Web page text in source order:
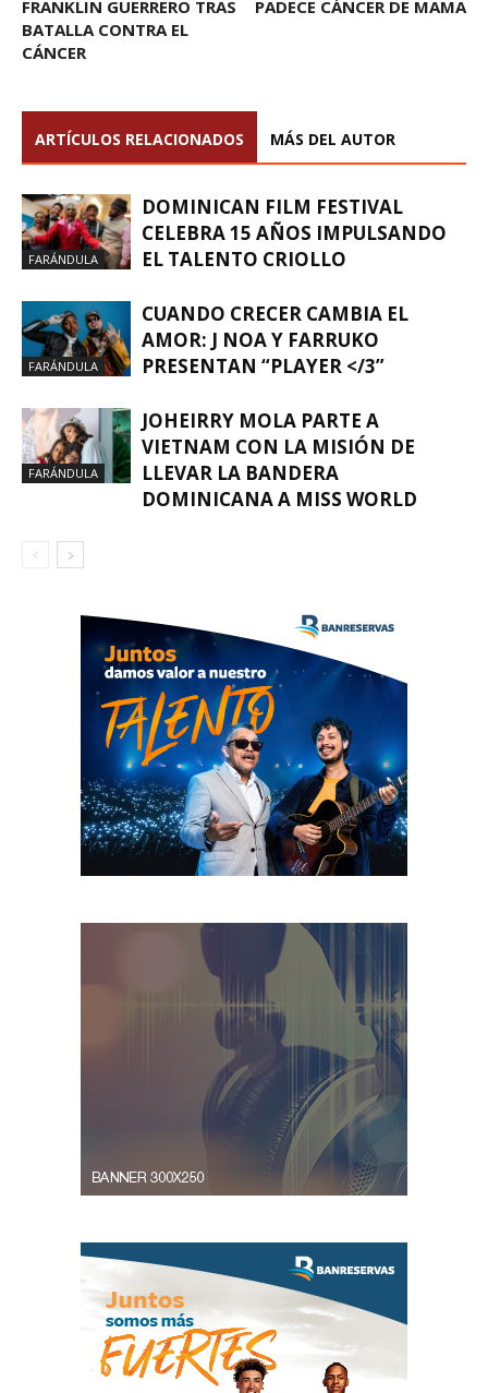
FRANKLIN GUERRERO TRAS
BATALLA CONTRA EL
CÁNCER
PADECE CÁNCER DE MAMA
ARTÍCULOS RELACIONADOS MÁS DEL AUTOR
FARÁNDULA
DOMINICAN FILM FESTIVAL
CELEBRA 15 AÑOS IMPULSANDO
EL TALENTO CRIOLLO
FARÁNDULA
CUANDO CRECER CAMBIA EL
AMOR: J NOA Y FARRUKO
PRESENTAN “PLAYER </3”
FARÁNDULA
JOHEIRRY MOLA PARTE A
VIETNAM CON LA MISIÓN DE
LLEVAR LA BANDERA
DOMINICANA A MISS WORLD